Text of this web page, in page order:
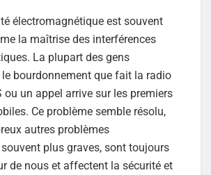
électromagnétique est souvent
la maîtrise des interférences
La plupart des gens
bourdonnement que fait la radio
ou un appel arrive sur les premiers
Ce problème semble résolu,
autres problèmes
souvent plus graves, sont toujours
de nous et affectent la sécurité et